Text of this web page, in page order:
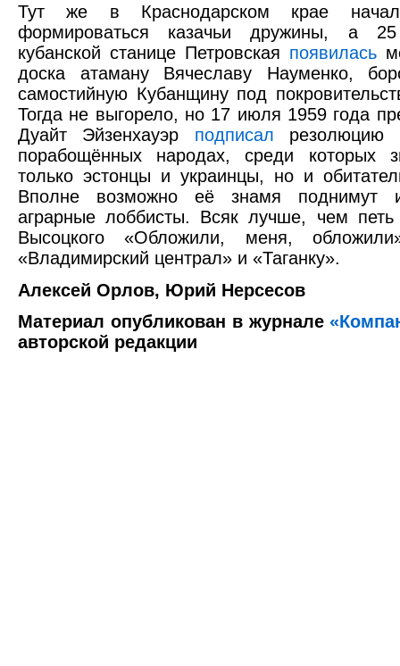
Тут же в Краснодарском крае
формироваться казачьи дружины, а
кубанской станице Петровская появилась
доска атаману Вячеславу Науменко,
самостийную Кубанщину под
Тогда не выгорело, но 17 июля 1959 года
Дуайт Эйзенхауэр подписал резолюцию
порабощённых народах, среди которых
только эстонцы и украинцы, но и
Вполне возможно её знамя поднимут
аграрные лоббисты. Всяк лучше, чем петь
Высоцкого «Обложили, меня,
«Владимирский централ» и «Таганку».
Алексей Орлов, Юрий Нерсесов
Материал опубликован в журнале
авторской редакции